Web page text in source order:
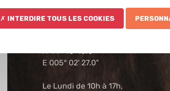
Venir à la
N 44° 45' 16.0"
E 005° 02' 27.0"
Le Lundi de 10h à 17h,
✗ Interdire tous les cookies